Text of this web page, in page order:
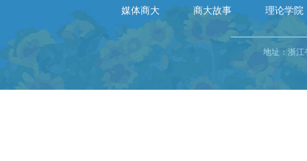
媒体商大
商大故事 理论学院
地址：浙